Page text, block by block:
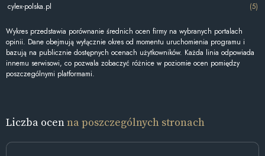
cylex-polska.pl
(5)
Wykres przedstawia porównanie średnich ocen firmy na wybranych portalach
opinii. Dane obejmują wyłącznie okres od momentu uruchomienia programu i
bazują na publicznie dostępnych ocenach użytkowników. Każda linia odpowiada
innemu serwisowi, co pozwala zobaczyć różnice w poziomie ocen pomiędzy
poszczególnymi platformami.
Liczba ocenna poszczególnych stronach